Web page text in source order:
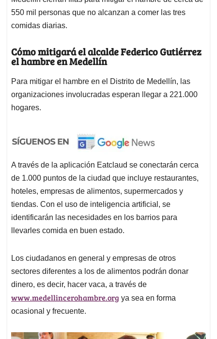
550 mil personas que no alcanzan a comer las tres
comidas diarias.
Cómo mitigará el alcalde Federico Gutiérrez
el hambre en Medellín
Para mitigar el hambre en el Distrito de Medellín, las
organizaciones involucradas esperan llegar a 221.000
hogares.
A través de la aplicación Eatclaud se conectarán cerca
de 1.000 puntos de la ciudad que incluye restaurantes,
hoteles, empresas de alimentos, supermercados y
tiendas. Con el uso de inteligencia artificial, se
identificarán las necesidades en los barrios para
llevarles comida en buen estado.
Los ciudadanos en general y empresas de otros
sectores diferentes a los de alimentos podrán donar
dinero, es decir, hacer vaca, a través de
www.medellincerohambre.org ya sea en forma
ocasional y frecuente.